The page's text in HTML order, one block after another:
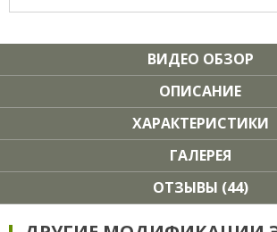
ВИДЕО ОБЗОР
ОПИСАНИЕ
ХАРАКТЕРИСТИКИ
ГАЛЕРЕЯ
ОТЗЫВЫ (44)